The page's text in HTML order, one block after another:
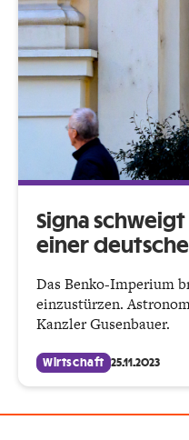
Signa
einer
Das Benko-Imperium
einzustürzen.
Kanzler Gusenbauer.
Wirtschaft 25.11.2023